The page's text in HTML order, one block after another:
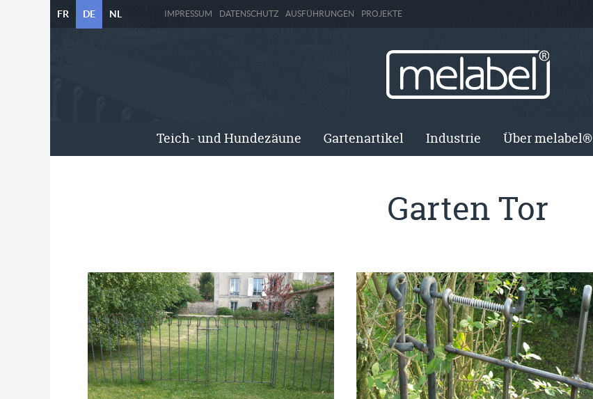
FR DE NL IMPRESSUM DATENSCHUTZ AUSFÜHRUNGEN PROJEKTE
Teich- und Hundezäune Gartenartikel Industrie Über melabel®
Garten Tor